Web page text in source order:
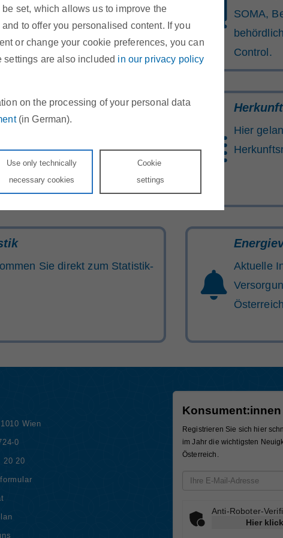
set, which allows us to improve the
to offer you personalised content. If you
or change your cookie preferences, you can
settings are also included in our privacy policy
on the processing of your personal data
(in German).
Use only technically
necessary cookies
Cookie
settings
Sie uns über unser
SOMA,
Control.
Hier
Sie direkt zum Statistik-
Aktuelle
Wien
0
20 20
Registrieren Sie sich hier
im Jahr die wichtigsten
Österreich.
Email-Adresse
Anti-Roboter-
Hier